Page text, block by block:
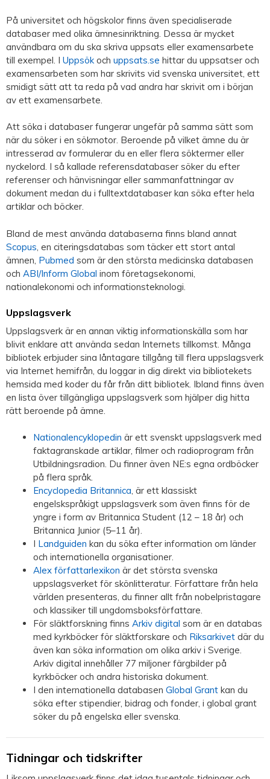
På universitet och högskolor finns även specialiserade
databaser med olika ämnesinriktning. Dessa är mycket
användbara om du ska skriva uppsats eller examensarbete
till exempel. I Uppsök och uppsats.se hittar du uppsatser och
examensarbeten som har skrivits vid svenska universitet, ett
smidigt sätt att ta reda på vad andra har skrivit om i början
av ett examensarbete.
Att söka i databaser fungerar ungefär på samma sätt som
när du söker i en sökmotor. Beroende på vilket ämne du är
intresserad av formulerar du en eller flera söktermer eller
nyckelord. I så kallade referensdatabaser söker du efter
referenser och hänvisningar eller sammanfattningar av
dokument medan du i fulltextdatabaser kan söka efter hela
artiklar och böcker.
Bland de mest använda databaserna finns bland annat
Scopus , en citeringsdatabas som täcker ett stort antal
ämnen, Pubmed som är den största medicinska databasen
och ABI/Inform Global inom företagsekonomi,
nationalekonomi och informationsteknologi.
Uppslagsverk
Uppslagsverk är en annan viktig informationskälla som har
blivit enklare att använda sedan Internets tillkomst. Många
bibliotek erbjuder sina låntagare tillgång till flera uppslagsverk
via Internet hemifrån, du loggar in dig direkt via bibliotekets
hemsida med koder du får från ditt bibliotek. Ibland finns även
en lista över tillgängliga uppslagsverk som hjälper dig hitta
rätt beroende på ämne.
Nationalencyklopedin är ett svenskt uppslagsverk med
faktagranskade artiklar, filmer och radioprogram från
Utbildningsradion. Du finner även NE:s egna ordböcker
på flera språk.
Encyclopedia Britannica, är ett klassiskt
engelskspråkigt uppslagsverk som även finns för de
yngre i form av Britannica Student (12 – 18 år) och
Britannica Junior (5–11 år).
I Landguiden kan du söka efter information om länder
och internationella organisationer.
Alex författarlexikon är det största svenska
uppslagsverket för skönlitteratur. Författare från hela
världen presenteras, du finner allt från nobelpristagare
och klassiker till ungdomsboksförfattare.
För släktforskning finns Arkiv digital som är en databas
med kyrkböcker för släktforskare och Riksarkivet där du
även kan söka information om olika arkiv i Sverige.
Arkiv digital innehåller 77 miljoner färgbilder på
kyrkböcker och andra historiska dokument.
I den internationella databasen Global Grant kan du
söka efter stipendier, bidrag och fonder, i global grant
söker du på engelska eller svenska.
Tidningar och tidskrifter